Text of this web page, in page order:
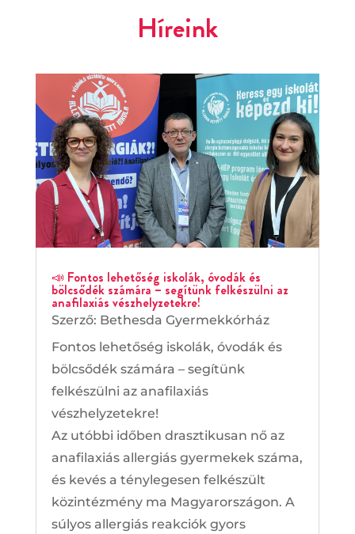
Híreink
📣 Fontos lehetőség iskolák, óvodák és
bölcsődék számára – segítünk felkészülni az
anafilaxiás vészhelyzetekre!
Szerző: Bethesda Gyermekkórház
Fontos lehetőség iskolák, óvodák és
bölcsődék számára – segítünk
felkészülni az anafilaxiás
vészhelyzetekre!
Az utóbbi időben drasztikusan nő az
anafilaxiás allergiás gyermekek száma,
és kevés a ténylegesen felkészült
közintézmény ma Magyarországon. A
súlyos allergiás reakciók gyors